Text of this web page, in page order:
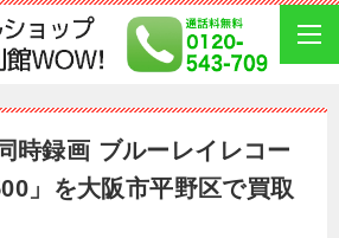
時録画 ブルーレイレコー
」を大阪市平野区で買取